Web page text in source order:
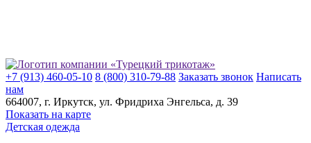
+7 (913) 460-05-10 8 (800) 310-79-88 Заказать звонок Написать
нам
664007, г. Иркутск, ул. ​Фридриха Энгельса, д. 39
Показать на карте
Детская одежда